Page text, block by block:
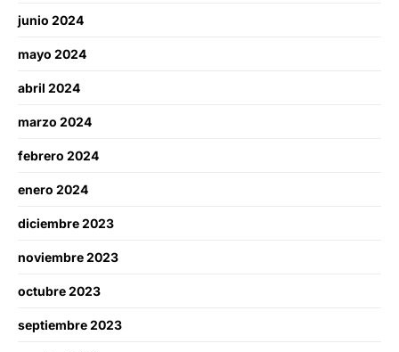
junio 2024
mayo 2024
abril 2024
marzo 2024
febrero 2024
enero 2024
diciembre 2023
noviembre 2023
octubre 2023
septiembre 2023